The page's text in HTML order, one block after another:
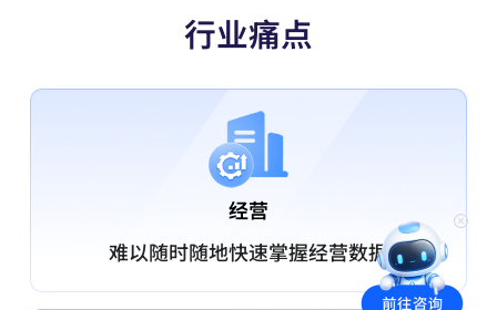
行业痛点
经营
难以随时随地快速掌握经营数据